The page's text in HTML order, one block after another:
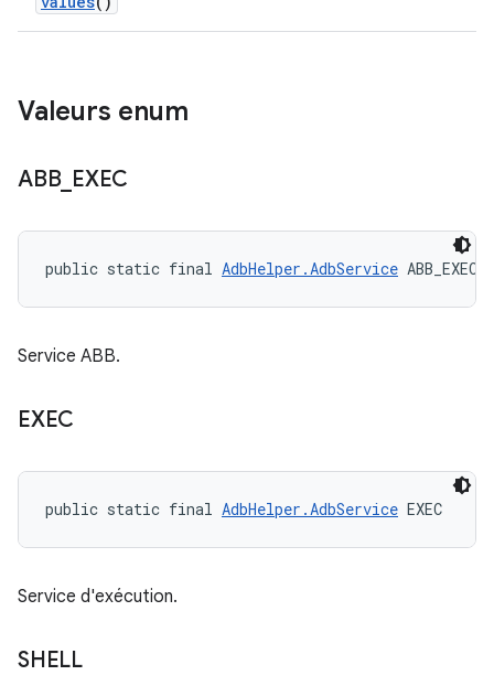
Valeurs enum
ABB_ EXEC
public static final AdbHelper.AdbService ABB_EXEC
Service ABB.
EXEC
public static final AdbHelper.AdbService EXEC
Service d'exécution.
SHELL